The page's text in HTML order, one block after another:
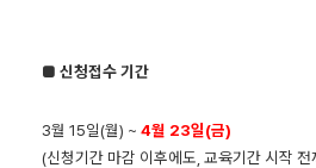
■ 신청접수 기간
3월 15일(월) ~ 4월 23일(금)
(신청기간 마감 이후에도, 교육기간 시작